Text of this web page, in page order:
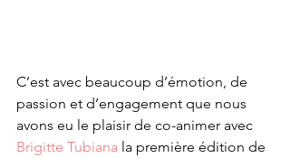
C’est avec beaucoup d’émotion, de
passion et d’engagement que nous
avons eu le plaisir de co-animer avec
Brigitte Tubiana la première édition de